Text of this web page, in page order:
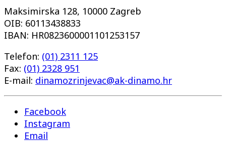
Maksimirska 128, 10000 Zagreb
OIB: 60113438833
IBAN: HR0823600001101253157
Telefon: (01) 2311 125
Fax: (01) 2328 951
E-mail: dinamozrinjevac@ak-dinamo.hr
Facebook
Instagram
Email